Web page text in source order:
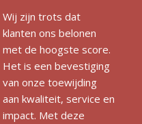
Wij zijn trots dat
klanten ons belonen
met de hoogste score.
Het is een bevestiging
van onze toewijding
aan kwaliteit, service en
impact. Met deze